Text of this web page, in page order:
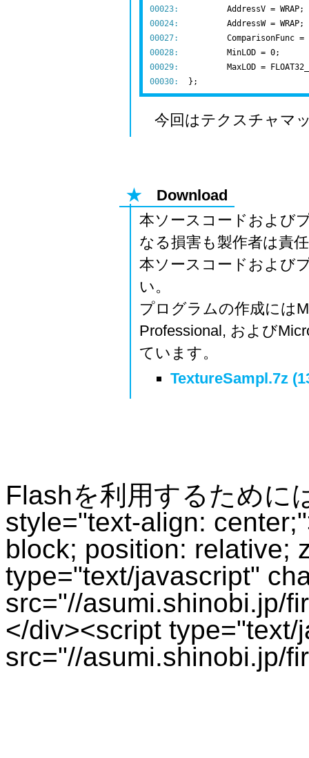
00023:
00024:
00027:
00028:
00029:
00030:
今回はテクスチャマ
★ Download
本ソースコードおよび
なる損害も製作者は責
本ソースコードおよび
い。
プログラムの作成には
Professional, および
ています。
TextureSampl.7z
Flashを利用するために
style="text-align:
block; position: relative;
type="text/javascript"
src="//asumi.shinobi.jp/
</div><script
src="//asumi.shinobi.jp/